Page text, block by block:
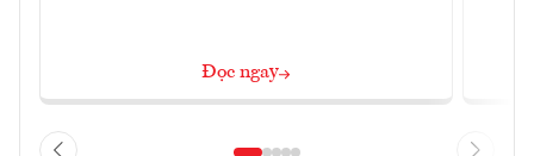
Đọc ngay